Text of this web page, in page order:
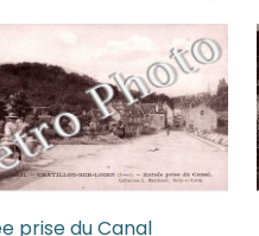
prise du Canal